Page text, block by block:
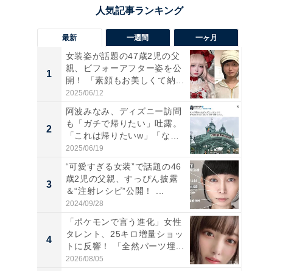
最新 一週間 一ヶ月
1
女装姿が話題の47歳2児の父
親、ビフォーアフター姿を公
開！ 「素顔もお美しくて納...
2025/06/12
2
阿波みなみ、ディズニー訪問
も「ガチで帰りたい」吐露。
「これは帰りたいw」「なん
ち...
2025/06/19
3
“可愛すぎる女装”で話題の46
歳2児の父親、すっぴん披露
＆“注射レシピ”公開！ ...
2024/09/28
4
「ポケモンで言う進化」女性
タレント、25キロ増量ショッ
トに反響！ 「全然パーツ埋...
2026/08/05